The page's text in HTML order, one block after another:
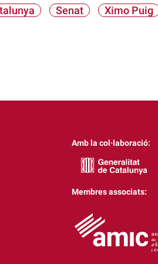
Senat Ximo Puig
Amb la col·laboració:
Membres associats: